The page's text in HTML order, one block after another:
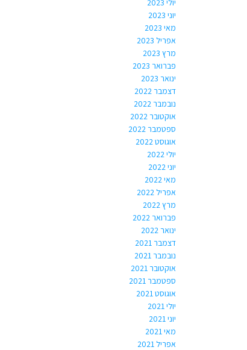
יוני 2023
מאי 2023
אפריל 2023
מרץ 2023
פברואר 2023
ינואר 2023
דצמבר 2022
נובמבר 2022
אוקטובר 2022
ספטמבר 2022
אוגוסט 2022
יולי 2022
יוני 2022
מאי 2022
אפריל 2022
מרץ 2022
פברואר 2022
ינואר 2022
דצמבר 2021
נובמבר 2021
אוקטובר 2021
ספטמבר 2021
אוגוסט 2021
יולי 2021
יוני 2021
מאי 2021
אפריל 2021